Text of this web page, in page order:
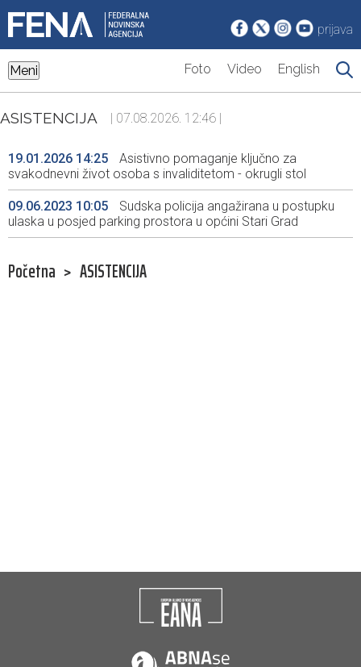
prijava
Meni Foto Video English
ASISTENCIJA | 07.08.2026. 12:46 |
19.01.2026 14:25
Asistivno pomaganje ključno za
svakodnevni život osoba s invaliditetom - okrugli stol
09.06.2023 10:05
Sudska policija angažirana u postupku
ulaska u posjed parking prostora u općini Stari Grad
Početna > ASISTENCIJA